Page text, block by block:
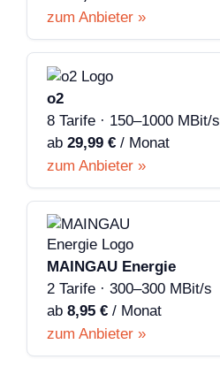
zum Anbieter »
o2
8 Tarife · 150–1000 MBit/s
ab 29,99 € / Monat
zum Anbieter »
MAINGAU Energie
2 Tarife · 300–300 MBit/s
ab 8,95 € / Monat
zum Anbieter »